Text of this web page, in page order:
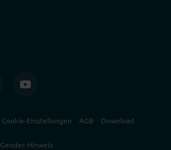
Cookie-Einstellungen AGB Download
Gender-Hinweis